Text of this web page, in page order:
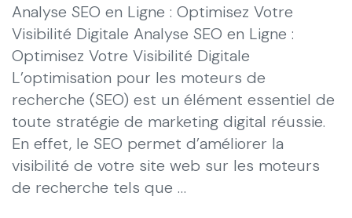
Analyse SEO en Ligne : Optimisez Votre
Visibilité Digitale Analyse SEO en Ligne :
Optimisez Votre Visibilité Digitale
L’optimisation pour les moteurs de
recherche (SEO) est un élément essentiel de
toute stratégie de marketing digital réussie.
En effet, le SEO permet d’améliorer la
visibilité de votre site web sur les moteurs
de recherche tels que …